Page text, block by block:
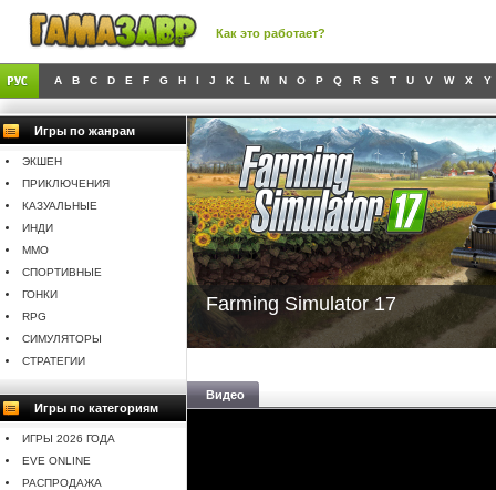
Как это работает?
A B C D E F G H I J K L M N O P Q R S T U V W X Y
Игры по жанрам
ЭКШЕН
ПРИКЛЮЧЕНИЯ
КАЗУАЛЬНЫЕ
ИНДИ
MMO
СПОРТИВНЫЕ
ГОНКИ
RPG
СИМУЛЯТОРЫ
СТРАТЕГИИ
Игры по категориям
ИГРЫ 2026 ГОДА
EVE ONLINE
РАСПРОДАЖА
Farming Simulator 17
Видео